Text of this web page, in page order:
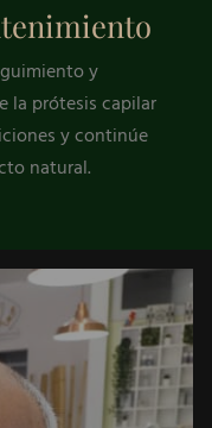
y
la prótesis capilar
y continúe
natural.